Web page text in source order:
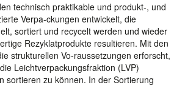
technisch praktikable und produkt-, und
Verpa-ckungen entwickelt, die
sortiert und recycelt werden und wieder
Rezyklatprodukte resultieren. Mit den
strukturellen Vo-raussetzungen erforscht,
Leichtverpackungsfraktion (LVP)
sortieren zu können. In der Sortierung